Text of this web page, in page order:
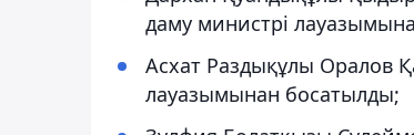
даму министрі
Асхат Раздықұлы Оралов
лауазымынан босатылды;